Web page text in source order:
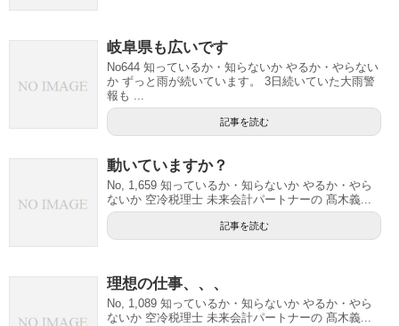
岐阜県も広いです
No644 知っているか・知らないか やるか・やらない
か ずっと雨が続いています。 3日続いていた大雨警
報も ...
記事を読む
動いていますか？
No, 1,659 知っているか・知らないか やるか・やら
ないか 空冷税理士 未来会計パートナーの 髙木義...
記事を読む
理想の仕事、、、
No, 1,089 知っているか・知らないか やるか・やら
ないか 空冷税理士 未来会計パートナーの 髙木義...